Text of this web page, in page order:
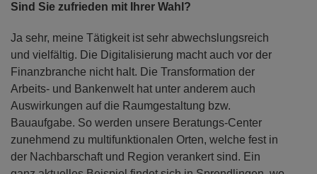
Sind Sie zufrieden mit Ihrer Wahl?
Ja sehr, meine Tätigkeit ist sehr abwechslungsreich
und vielfältig. Die Digitalisierung macht auch vor der
Finanzbranche nicht halt. Die Transformation der
Arbeits- und Bankenwelt hat unter anderem auch
Auswirkungen auf die Raumgestaltung bzw.
Bauaufgabe. So werden unsere Beratungs-Center
zunehmend zu multifunktionalen Orten, welche fest in
der Nachbarschaft und Region verankert sind. Ein